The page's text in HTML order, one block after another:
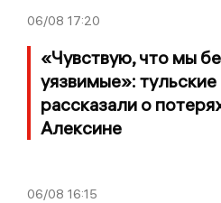
06/08 17:20
«Чувствую, что мы
уязвимые»:
рассказали о
Алексине
06/08 16:15